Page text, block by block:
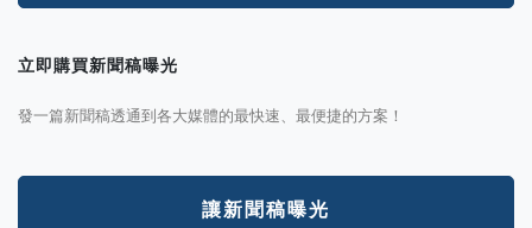
立即購買新聞稿曝光
發一篇新聞稿透通到各大媒體的最快速、最便捷的方案！
讓新聞稿曝光